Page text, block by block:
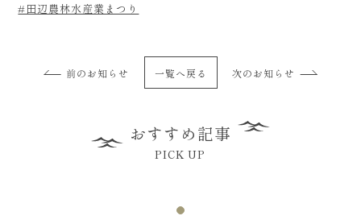
#田辺農林水産業まつり
前のお知らせ 一覧へ戻る 次のお知らせ
おすすめ記事
PICK UP